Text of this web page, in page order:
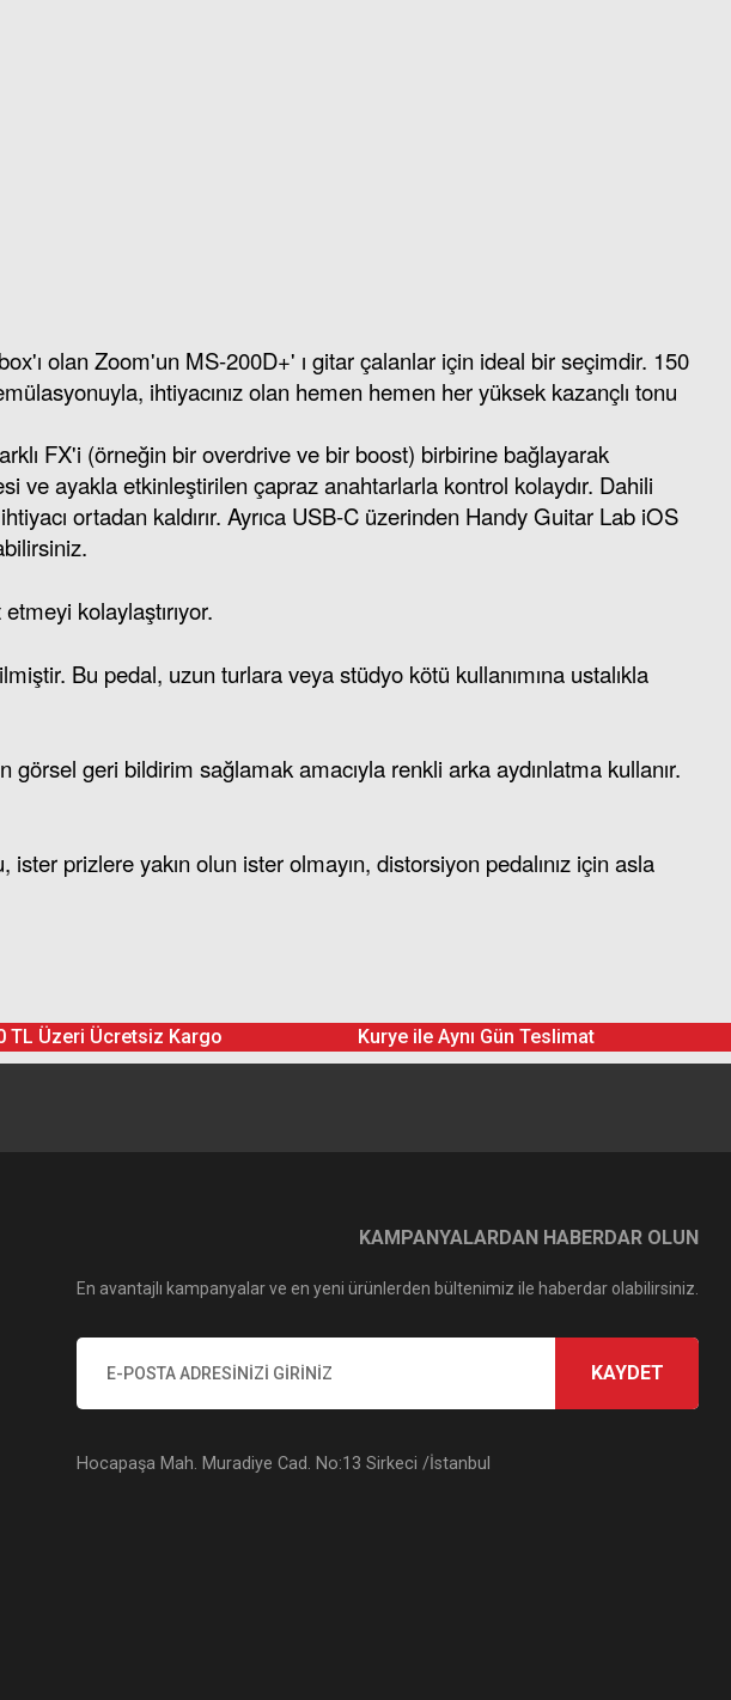
olan Zoom'un MS-200D+' ı gitar çalanlar için ideal bir seçimdir. 150
ihtiyacınız olan hemen hemen her yüksek kazançlı tonu
FX'i (örneğin bir overdrive ve bir boost) birbirine bağlayarak
ve ayakla etkinleştirilen çapraz anahtarlarla kontrol kolaydır. Dahili
ortadan kaldırır. Ayrıca USB-C üzerinden Handy Guitar Lab iOS
kolaylaştırıyor.
Bu pedal, uzun turlara veya stüdyo kötü kullanımına ustalıkla
görsel geri bildirim sağlamak amacıyla renkli arka aydınlatma kullanır.
prizlere yakın olun ister olmayın, distorsiyon pedalınız için asla
TL Üzeri Ücretsiz Kargo Kurye ile Aynı Gün Teslimat
KAMPANYALARDAN HABERDAR OLUN
En avantajlı kampanyalar ve en yeni ürünlerden bültenimiz ile haberdar olabilirsiniz.
KAYDET
Hocapaşa Mah. Muradiye Cad. No:13 Sirkeci /İstanbul